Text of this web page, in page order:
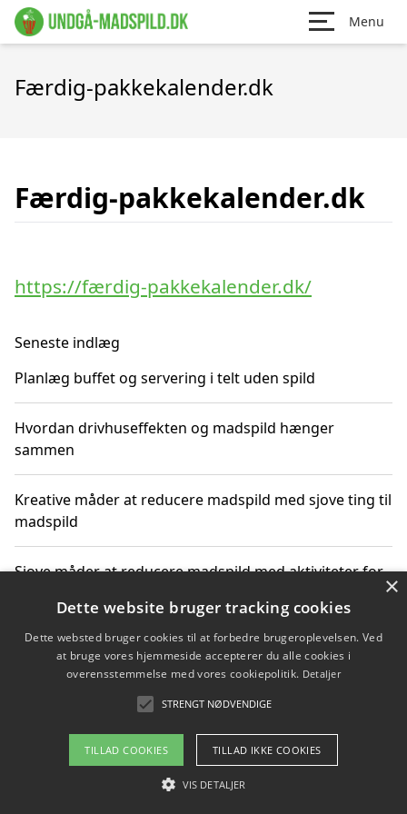
Menu
Færdig-pakkekalender.dk
Færdig-pakkekalender.dk
https://færdig-pakkekalender.dk/
Seneste indlæg
Planlæg buffet og servering i telt uden spild
Hvordan drivhuseffekten og madspild hænger
sammen
Kreative måder at reducere madspild med sjove ting til
madspild
Sjove måder at reducere madspild med aktiviteter for
Hvor finder jeg nemme måltidskasser i Vejle
Om / kontakt
Blog Betingelser
×
Dette website bruger tracking cookies
Dette websted bruger cookies til at forbedre brugeroplevelsen. Ved
at bruge vores hjemmeside accepterer du alle cookies i
overensstemmelse med vores cookiepolitik. Detaljer
STRENGT NØDVENDIGE
TILLAD COOKIES TILLAD IKKE COOKIES
VIS DETALJER